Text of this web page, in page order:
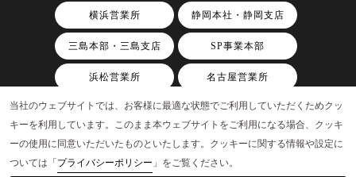
横浜営業所 静岡本社・静岡支店
三島本部・三島支店 SP事業本部
浜松営業所 名古屋営業所
関西支店
©AAP, Inc.
当社のウェブサイトでは、お客様に最適な状態でご利用していただくためクッ
キーを利用しています。このまま本ウェブサイトをご利用になる場合、クッキ
ーの使用に同意いただいたものといたします。クッキーに関する情報や設定に
ついては「 プライバシーポリシー 」をご覧ください。